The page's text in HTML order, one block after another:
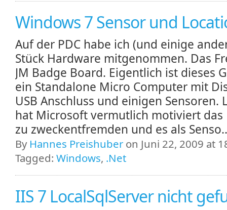
Windows 7 Sensor und
Auf der PDC habe ich (und einige
Stück Hardware mitgenommen. Das
JM Badge Board. Eigentlich ist dieses
ein Standalone Micro Computer mit
USB Anschluss und einigen Sensoren.
hat Microsoft vermutlich motiviert das
zu zweckentfremden und es als
By Hannes Preishuber on Juni 22, 2009 at
Tagged: Windows, .Net
IIS 7 LocalSqlServer nicht